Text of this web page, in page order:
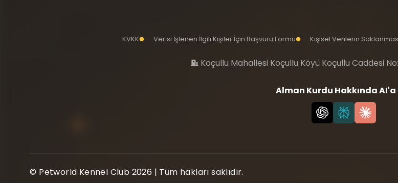
KVKK Verisi İşlenen İlgili Kişiler İçin Başvuru Formu Kişisel Verilerin
Koçullu Mahallesi Koçullu Köyü Koçullu Caddesi
Alman Kurdu Hakkında AI'a
© Petworld Kennel Club 2026 | Tüm hakları saklıdır.